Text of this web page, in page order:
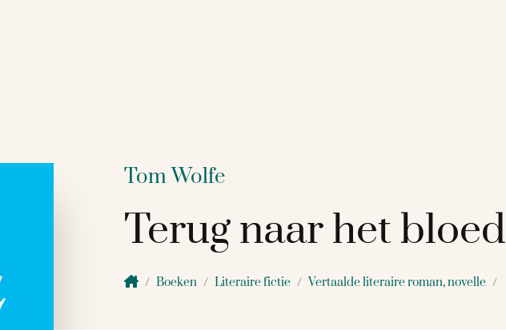
Tom Wolfe
Terug naar het bloed
Boeken Literaire fictie Vertaalde literaire roman, novelle